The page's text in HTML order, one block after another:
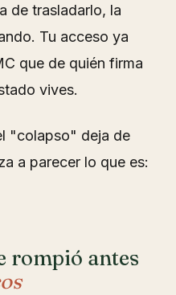
de trasladarlo, la
Tu acceso ya
que de quién firma
vives.
"colapso" deja de
a parecer lo que es:
rompió antes